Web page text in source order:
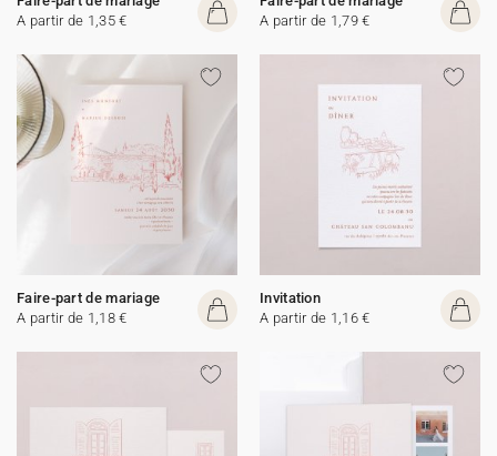
A partir de 1,35 €
A partir de 1,79 €
Faire-part de mariage
A partir de 1,18 €
Invitation
A partir de 1,16 €